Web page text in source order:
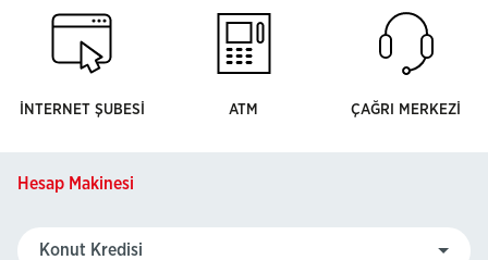
İNTERNET ŞUBESİ ATM ÇAĞRI MERKEZİ
Hesap Makinesi